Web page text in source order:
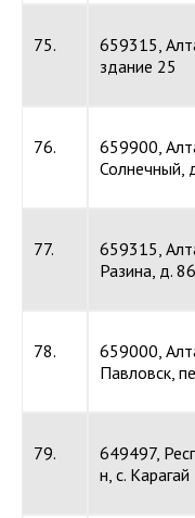
75.
659315,
здание 25
76.
659900,
Солнечный,
77.
659315,
Разина, д.
78.
659000,
Павловск,
79.
649497,
н, с. Карагай